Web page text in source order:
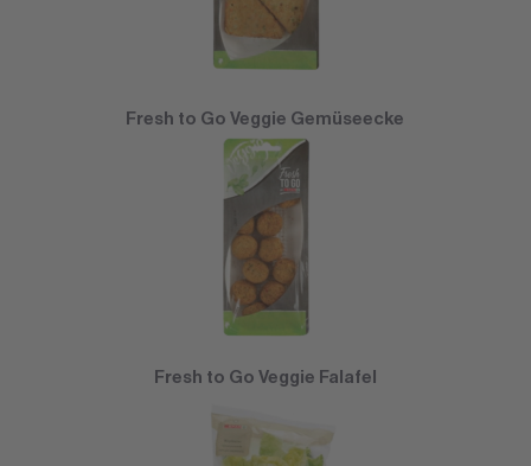
Fresh to Go Veggie Gemüseecke
Fresh to Go Veggie Falafel